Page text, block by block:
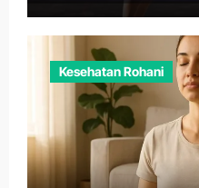
Kesehatan Rohani